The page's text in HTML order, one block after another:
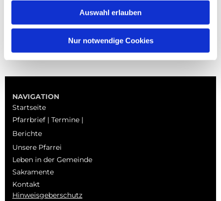
Auswahl erlauben
Nur notwendige Cookies
NAVIGATION
Startseite
Pfarrbrief | Termine |
Berichte
Unsere Pfarrei
Leben in der Gemeinde
Sakramente
Kontakt
Hinweisgeberschutz